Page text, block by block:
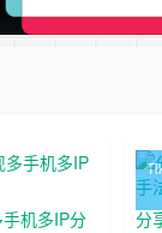
机多IP分
分